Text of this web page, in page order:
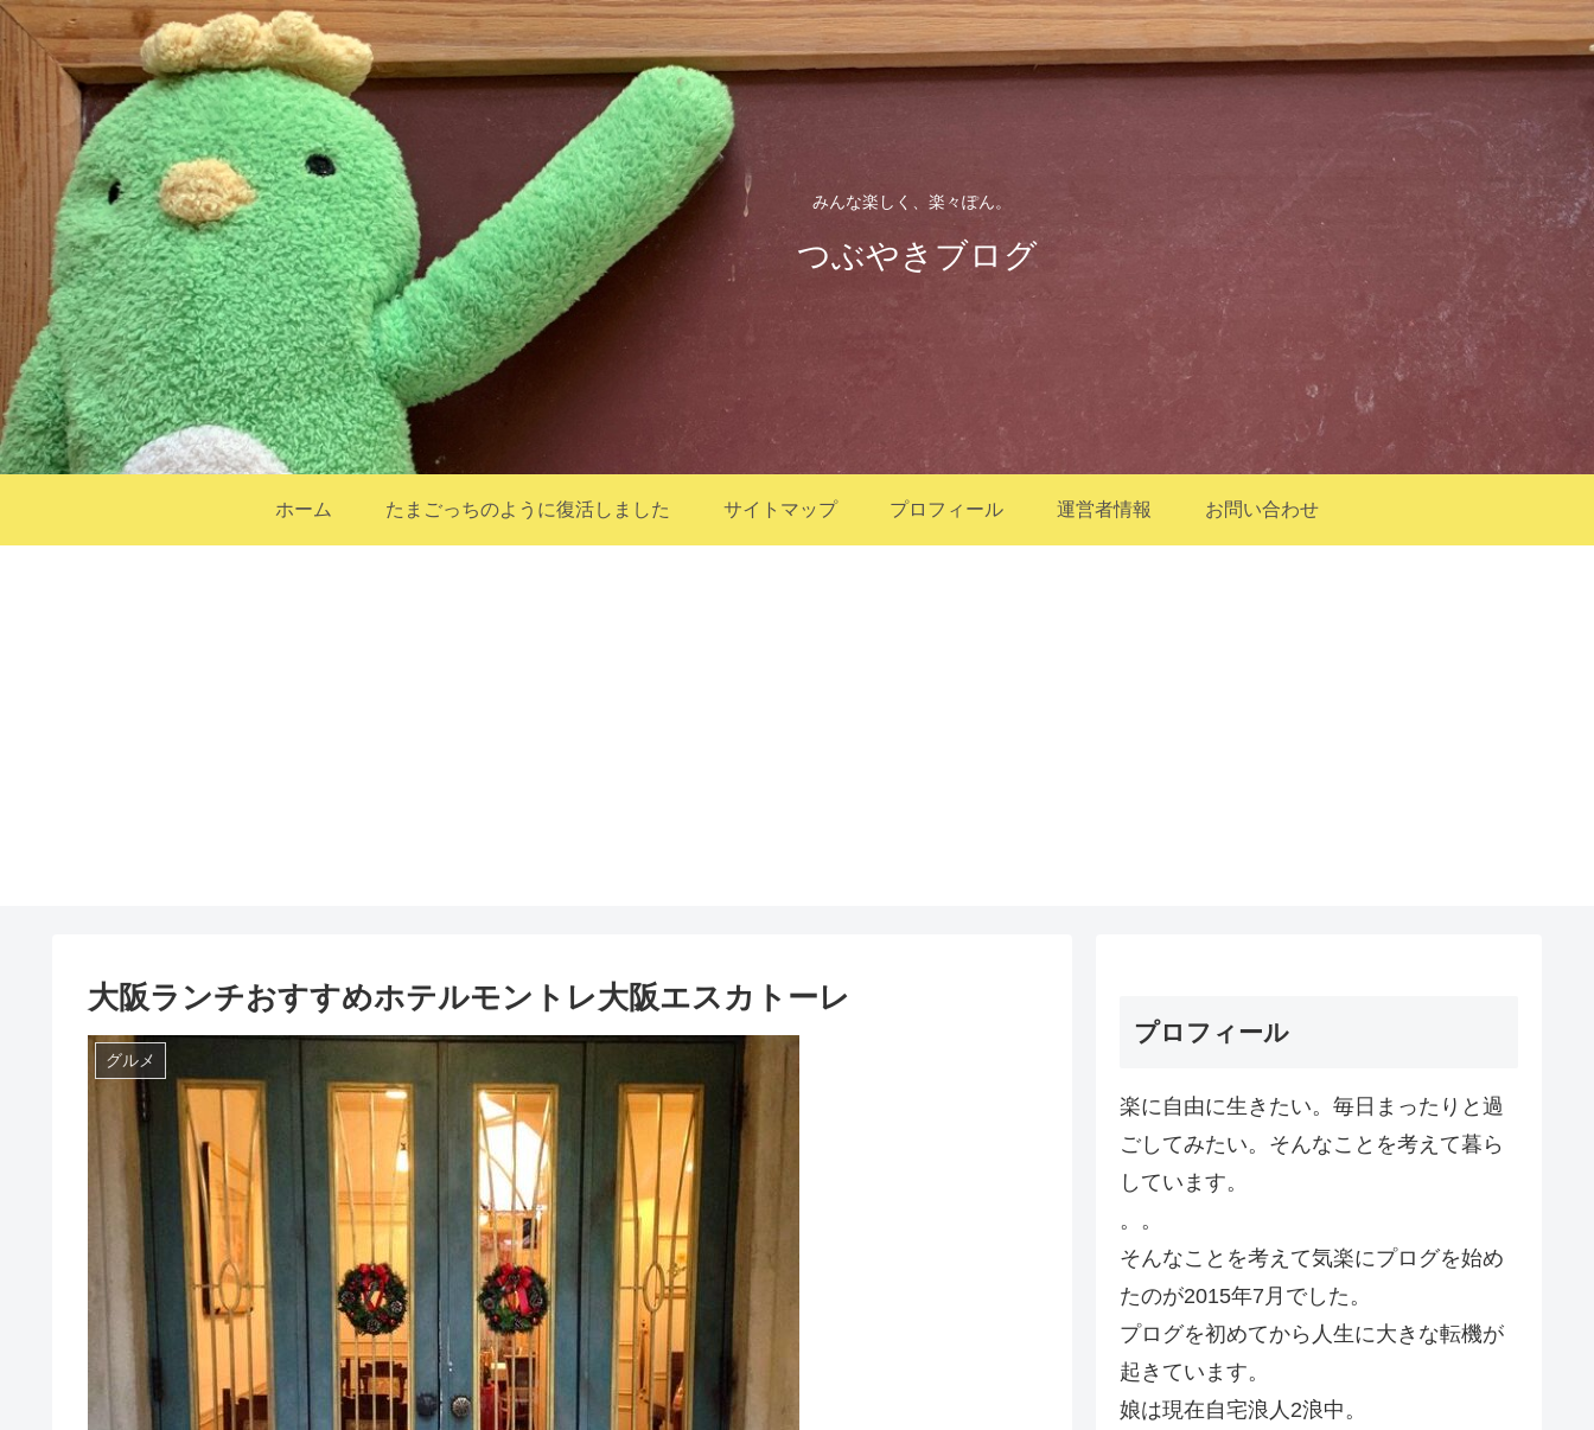
みんな楽しく、楽々ぽん。
つぶやきブログ
ホーム たまごっちのように復活しました サイトマップ プロフィール 運営者情報 お問い合わせ
大阪ランチおすすめホテルモントレ大阪エスカトーレ
グルメ
プロフィール
楽に自由に生きたい。毎日まったりと過
ごしてみたい。そんなことを考えて暮ら
しています。
。。
そんなことを考えて気楽にプログを始め
たのが2015年7月でした。
プログを初めてから人生に大きな転機が
起きています。
娘は現在自宅浪人2浪中。